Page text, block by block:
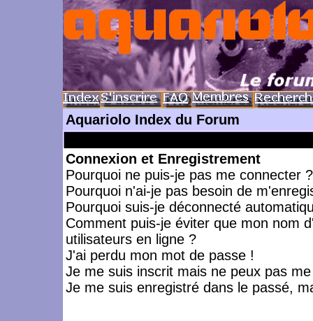
Aquariolo Index du Forum
Connexion et Enregistrement
Pourquoi ne puis-je pas me connecter ?
Pourquoi n'ai-je pas besoin de
Pourquoi suis-je déconnecté
Comment puis-je éviter que mon nom
utilisateurs en ligne ?
J'ai perdu mon mot de passe !
Je me suis inscrit mais ne peux pas
Je me suis enregistré dans le passé,